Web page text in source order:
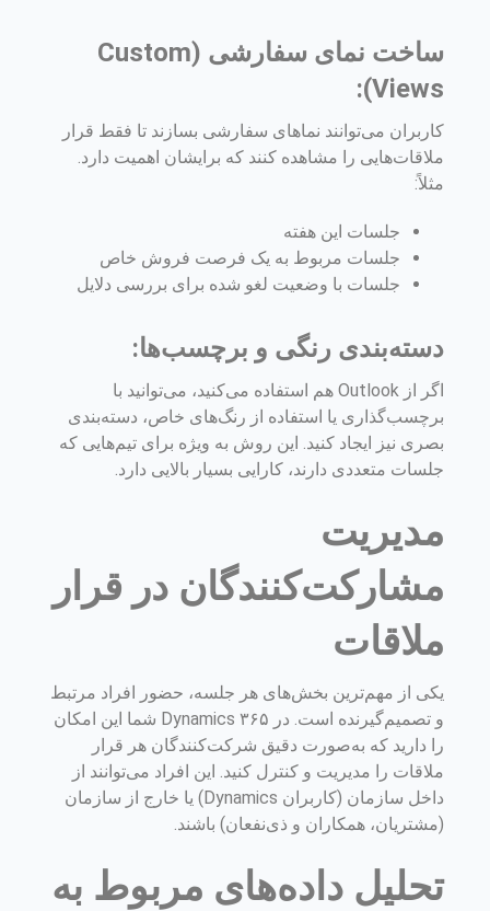
ساخت نمای سفارشی (Custom
Views):
کاربران می‌توانند نماهای سفارشی بسازند تا فقط قرار
ملاقات‌هایی را مشاهده کنند که برایشان اهمیت دارد.
مثلاً:
جلسات این هفته
جلسات مربوط به یک فرصت فروش خاص
جلسات با وضعیت لغو شده برای بررسی دلایل
دسته‌بندی رنگی و برچسب‌ها:
اگر از Outlook هم استفاده می‌کنید، می‌توانید با
برچسب‌گذاری یا استفاده از رنگ‌های خاص، دسته‌بندی
بصری نیز ایجاد کنید. این روش به ویژه برای تیم‌هایی که
جلسات متعددی دارند، کارایی بسیار بالایی دارد.
مدیریت
مشارکت‌کنندگان در قرار
ملاقات
یکی از مهم‌ترین بخش‌های هر جلسه، حضور افراد مرتبط
و تصمیم‌گیرنده است. در Dynamics ۳۶۵ شما این امکان
را دارید که به‌صورت دقیق شرکت‌کنندگان هر قرار
ملاقات را مدیریت و کنترل کنید. این افراد می‌توانند از
داخل سازمان (کاربران Dynamics) یا خارج از سازمان
(مشتریان، همکاران و ذی‌نفعان) باشند.
تحلیل داده‌های مربوط به